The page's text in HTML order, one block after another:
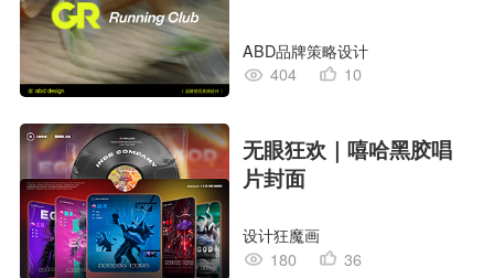
ABD品牌策略设计
404
10
无眼狂欢｜嘻哈黑胶唱
片封面
设计狂魔画
180
36